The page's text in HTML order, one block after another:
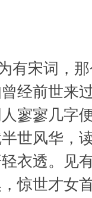
词，那个
经前世来
寥寥几字
世风华，
衣透。见
惊世才女